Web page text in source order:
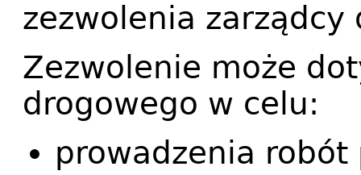
zezwolenia zarządcy
Zezwolenie może
drogowego w celu:
prowadzenia robót